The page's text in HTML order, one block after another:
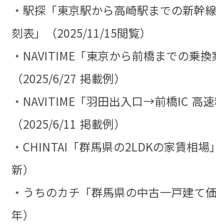
・駅探「東京駅から高崎駅までの新幹
刻表」（2025/11/15閲覧）
・NAVITIME「東京から前橋までの乗換
（2025/6/27 掲載例）
・NAVITIME「羽田出入口→前橋IC 高速
（2025/6/11 掲載例）
・CHINTAI「群馬県の2LDKの家賃相
新）
・うちのカチ「群馬県の中古一戸建て
年）